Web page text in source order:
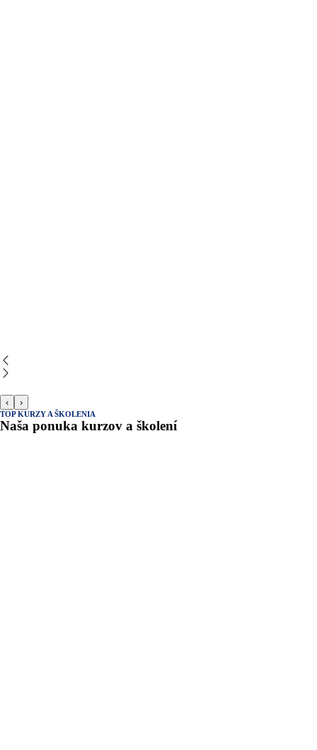
‹ ›
TOP KURZY A ŠKOLENIA
Naša ponuka kurzov a školení